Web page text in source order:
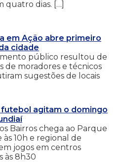
quatro dias. […]
em Ação abre primeiro
cidade
público resultou de
de moradores e técnicos
sugestões de locais
futebol agitam o domingo
Bairros chega ao Parque
às 10h e regional de
jogos em centros
às 8h30